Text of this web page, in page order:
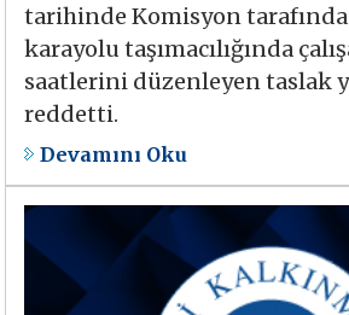
tarihinde Komisyon
karayolu taşımacılığında
saatlerini düzenleyen taslak
reddetti.
Devamını Oku